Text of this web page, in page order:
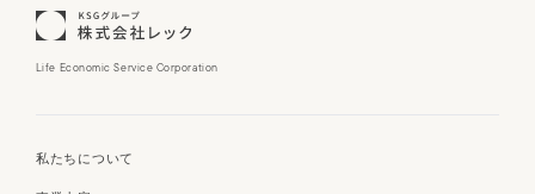
Life Economic Service Corporation
私たちについて